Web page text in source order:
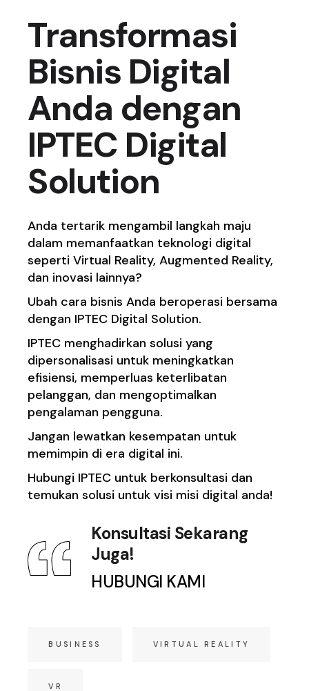
Transformasi
Bisnis Digital
Anda dengan
IPTEC Digital
Solution
Anda tertarik mengambil langkah maju
dalam memanfaatkan teknologi digital
seperti Virtual Reality, Augmented Reality,
dan inovasi lainnya?
Ubah cara bisnis Anda beroperasi bersama
dengan IPTEC Digital Solution.
IPTEC menghadirkan solusi yang
dipersonalisasi untuk meningkatkan
efisiensi, memperluas keterlibatan
pelanggan, dan mengoptimalkan
pengalaman pengguna.
Jangan lewatkan kesempatan untuk
memimpin di era digital ini.
Hubungi IPTEC untuk berkonsultasi dan
temukan solusi untuk visi misi digital anda!
Konsultasi Sekarang
Juga!
HUBUNGI KAMI
BUSINESS VIRTUAL REALITY
VR